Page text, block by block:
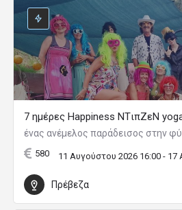
7 ημέρες Happiness ΝTιπΖεN
ένας ανέμελος παράδεισος στην
580 11 Αυγούστου 2026 16:00 - 17
Πρέβεζα